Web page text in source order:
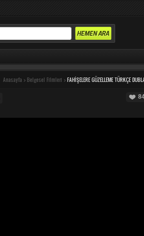
Anasayfa > Belgesel Filmleri > FAHIŞELERE GÜZELLEME TÜRKÇE